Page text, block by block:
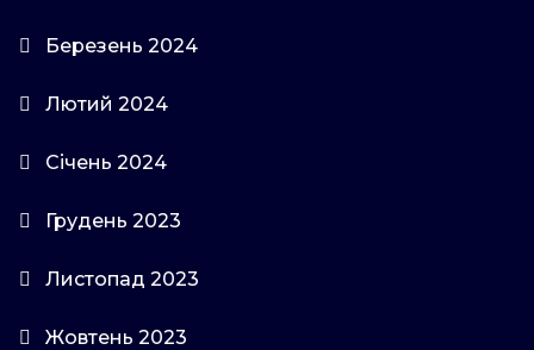
Березень 2024
Лютий 2024
Січень 2024
Грудень 2023
Листопад 2023
Жовтень 2023